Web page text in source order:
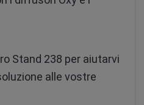
Stand 238 per aiutarvi
alle vostre